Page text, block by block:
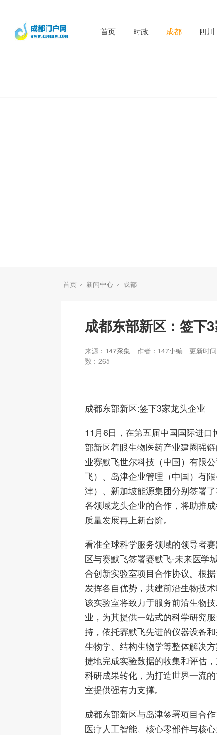
首页 时政 成都 四川
首页 新闻中心 成都
成都东部新区：签下
来源： 147采集 作者： 147小编
更新时
数： 265
成都东部新区:签下3家龙头企业
11月6日，在第五届中国国际进口
部新区着眼生物医药产业建圈强
业赛默飞世尔科技（中国）有限
飞）、岛津企业管理（中国）有
津）、新加坡能源集团分别签署
各领域龙头企业的合作，将助推
质量发展再上新台阶。
看准全球科学服务领域的领导者
区与赛默飞签署赛默飞-未来医学
合创新实验室项目合作协议。根
发挥各自优势，共建前沿生物技
该实验室将致力于服务前沿生物
业，为其提供一站式的科学研究
持，依托赛默飞先进的仪器设备
生物学、结构生物学等整体解决
捷地完成实验数据的收集和评估
科研成果转化，为打造世界一流
室提供强有力支撑。
成都东部新区与岛津签署项目合
医疗人工智能、核心零部件与核